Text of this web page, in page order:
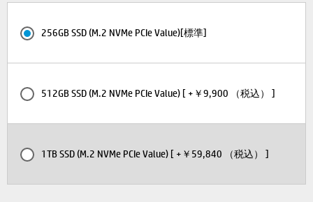
256GB SSD (M.2 NVMe PCIe Value)[標準]
512GB SSD (M.2 NVMe PCIe Value) [ +￥9,900 （税込） ]
1TB SSD (M.2 NVMe PCIe Value) [ +￥59,840 （税込） ]